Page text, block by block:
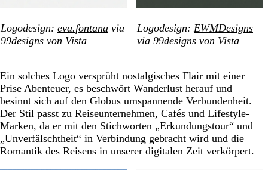
Logodesign: eva.fontana via
99designs von Vista
Logodesign: EWMDesigns
via 99designs von Vista
Ein solches Logo versprüht nostalgisches Flair mit einer
Prise Abenteuer, es beschwört Wanderlust herauf und
besinnt sich auf den Globus umspannende Verbundenheit.
Der Stil passt zu Reiseunternehmen, Cafés und Lifestyle-
Marken, da er mit den Stichworten „Erkundungstour“ und
„Unverfälschtheit“ in Verbindung gebracht wird und die
Romantik des Reisens in unserer digitalen Zeit verkörpert.